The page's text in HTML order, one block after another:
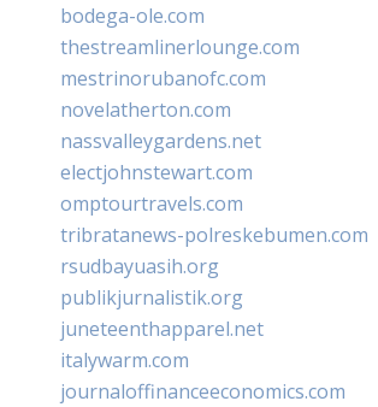
bodega-ole.com
thestreamlinerlounge.com
mestrinorubanofc.com
novelatherton.com
nassvalleygardens.net
electjohnstewart.com
omptourtravels.com
tribratanews-polreskebumen.com
rsudbayuasih.org
publikjurnalistik.org
juneteenthapparel.net
italywarm.com
journaloffinanceeconomics.com